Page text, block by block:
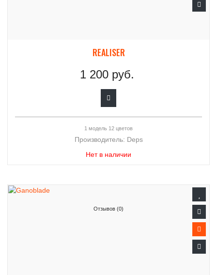
REALISER
1 200 руб.
1 модель 12 цветов
Производитель: Deps
Нет в наличии
Отзывов (0)